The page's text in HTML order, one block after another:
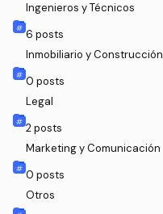
Ingenieros y Técnicos
6 posts
Inmobiliario y Construcción
0 posts
Legal
2posts
Marketing y Comunicación
0 posts
Otros